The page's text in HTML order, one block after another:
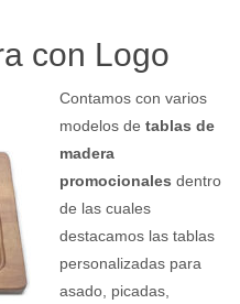
con Logo
Contamos con varios
modelos de tablas de
madera
promocionales dentro
de las cuales
destacamos las tablas
personalizadas para
asado, picadas,